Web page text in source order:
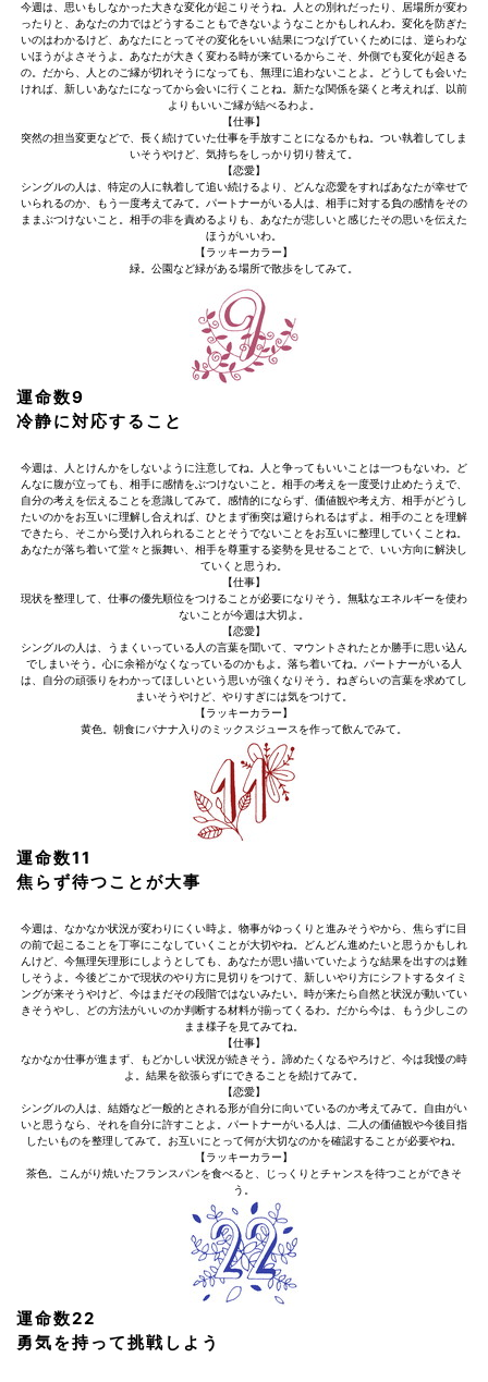
今週は、思いもしなかった大きな変化が起こりそうね。人との別れだったり、居場所が変わ
ったりと、あなたの力ではどうすることもできないようなことかもしれんわ。変化を防ぎた
いのはわかるけど、あなたにとってその変化をいい結果につなげていくためには、逆らわな
いほうがよさそうよ。あなたが大きく変わる時が来ているからこそ、外側でも変化が起きる
の。だから、人とのご縁が切れそうになっても、無理に追わないことよ。どうしても会いた
ければ、新しいあなたになってから会いに行くことね。新たな関係を築くと考えれば、以前
よりもいいご縁が結べるわよ。
【仕事】
突然の担当変更などで、長く続けていた仕事を手放すことになるかもね。つい執着してしま
いそうやけど、気持ちをしっかり切り替えて。
【恋愛】
シングルの人は、特定の人に執着して追い続けるより、どんな恋愛をすればあなたが幸せで
いられるのか、もう一度考えてみて。パートナーがいる人は、相手に対する負の感情をその
ままぶつけないこと。相手の非を責めるよりも、あなたが悲しいと感じたその思いを伝えた
ほうがいいわ。
【ラッキーカラー】
緑。公園など緑がある場所で散歩をしてみて。
運命数9
冷静に対応すること
今週は、人とけんかをしないように注意してね。人と争ってもいいことは一つもないわ。ど
んなに腹が立っても、相手に感情をぶつけないこと。相手の考えを一度受け止めたうえで、
自分の考えを伝えることを意識してみて。感情的にならず、価値観や考え方、相手がどうし
たいのかをお互いに理解し合えれば、ひとまず衝突は避けられるはずよ。相手のことを理解
できたら、そこから受け入れられることとそうでないことをお互いに整理していくことね。
あなたが落ち着いて堂々と振舞い、相手を尊重する姿勢を見せることで、いい方向に解決し
ていくと思うわ。
【仕事】
現状を整理して、仕事の優先順位をつけることが必要になりそう。無駄なエネルギーを使わ
ないことが今週は大切よ。
【恋愛】
シングルの人は、うまくいっている人の言葉を聞いて、マウントされたとか勝手に思い込ん
でしまいそう。心に余裕がなくなっているのかもよ。落ち着いてね。パートナーがいる人
は、自分の頑張りをわかってほしいという思いが強くなりそう。ねぎらいの言葉を求めてし
まいそうやけど、やりすぎには気をつけて。
【ラッキーカラー】
黄色。朝食にバナナ入りのミックスジュースを作って飲んでみて。
運命数11
焦らず待つことが大事
今週は、なかなか状況が変わりにくい時よ。物事がゆっくりと進みそうやから、焦らずに目
の前で起こることを丁寧にこなしていくことが大切やね。どんどん進めたいと思うかもしれ
んけど、今無理矢理形にしようとしても、あなたが思い描いていたような結果を出すのは難
しそうよ。今後どこかで現状のやり方に見切りをつけて、新しいやり方にシフトするタイミ
ングが来そうやけど、今はまだその段階ではないみたい。時が来たら自然と状況が動いてい
きそうやし、どの方法がいいのか判断する材料が揃ってくるわ。だから今は、もう少しこの
まま様子を見てみてね。
【仕事】
なかなか仕事が進まず、もどかしい状況が続きそう。諦めたくなるやろけど、今は我慢の時
よ。結果を欲張らずにできることを続けてみて。
【恋愛】
シングルの人は、結婚など一般的とされる形が自分に向いているのか考えてみて。自由がい
いと思うなら、それを自分に許すことよ。パートナーがいる人は、二人の価値観や今後目指
したいものを整理してみて。お互いにとって何が大切なのかを確認することが必要やね。
【ラッキーカラー】
茶色。こんがり焼いたフランスパンを食べると、じっくりとチャンスを待つことができそ
う。
運命数22
勇気を持って挑戦しよう